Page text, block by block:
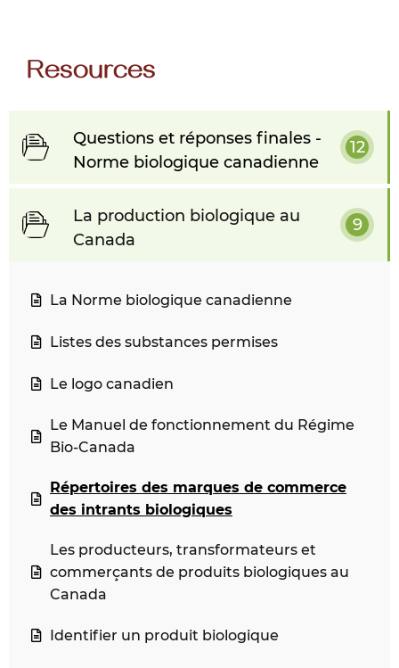
Resources
Questions et réponses finales -
Norme biologique canadienne
12
La production biologique au
Canada
9
La Norme biologique canadienne
Listes des substances permises
Le logo canadien
Le Manuel de fonctionnement du Régime
Bio-Canada
Répertoires des marques de commerce
des intrants biologiques
Les producteurs, transformateurs et
commerçants de produits biologiques au
Canada
Identifier un produit biologique